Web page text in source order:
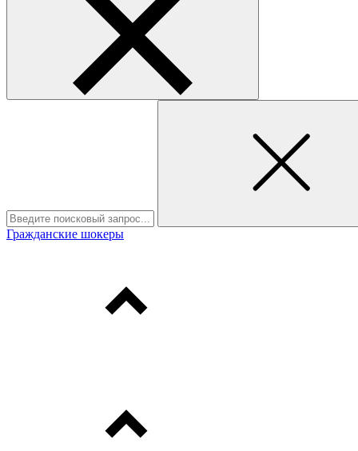
Гражданские шокеры